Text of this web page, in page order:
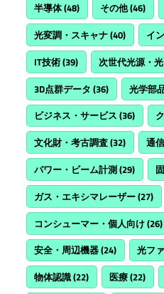
半導体(48) その他(46)
光変調・スキャナ(40) イ
IT技術(39) 次世代光源・
3D点群データ (36) 光学部
ビジネス・サービス (36)
文化財・考古調査(32) 通
パワー・ビーム計測(29)
ガス・エキシマレーザー(27)
コンシューマー・個人向け(26)
安全・周辺機器(24) 光フ
物体認識(22) 医療(22)